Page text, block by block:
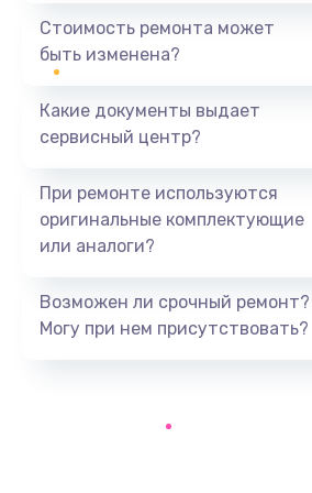
500 руб.
Ремонт разъема
Заказать
Заказать
Стоимость ремонта может
быть изменена?
Какие документы выдает
сервисный центр?
При ремонте используются
оригинальные комплектующие
или аналоги?
Возможен ли срочный ремонт?
Могу при нем присутствовать?